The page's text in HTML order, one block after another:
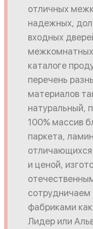
отличных
надежных,
входных
каталоге
перечень
материалов
натуральный,
100% массив
паркета,
отличающихся
и ценой,
сотрудничаем
фабриками
Лидер или